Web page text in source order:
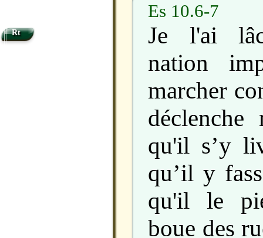
Es 10.6-7
Je l'ai
nation
marcher
qu'il s’y
qu’il y
qu'il le
boue des
Rt